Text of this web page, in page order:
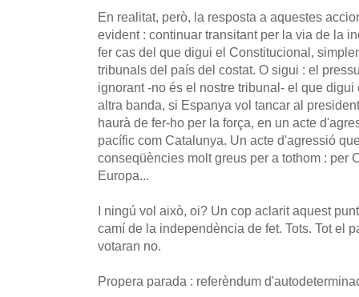
En realitat, però, la resposta a aquestes
evident : continuar transitant per la via de la
fer cas del que digui el Constitucional,
tribunals del país del costat. O sigui : el
ignorant -no és el nostre tribunal- el que
altra banda, si Espanya vol tancar al
haurà de fer-ho per la força, en un acte
pacífic com Catalunya. Un acte d'agressió
conseqüències molt greus per a tothom : per
Europa...
I ningú vol això, oi? Un cop aclarit aquest
camí de la independència de fet. Tots. Tot el
votaran no.
Propera parada : referèndum